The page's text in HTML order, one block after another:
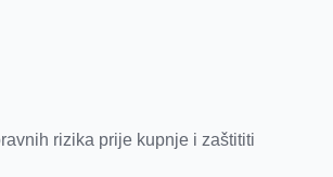
rizika prije kupnje i zaštititi